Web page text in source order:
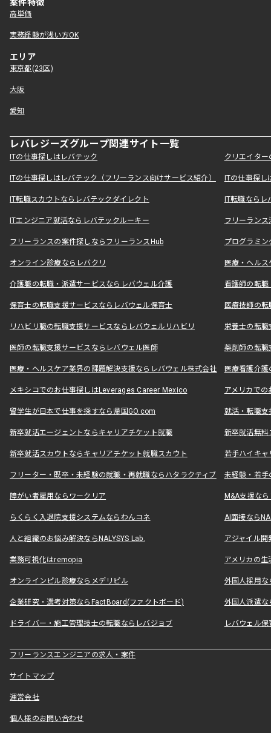
案件特徴
高単価
実務経験が浅い方OK
エリア
東京都(23区)
大阪
愛知
レバレジーズグループ関連サイト一覧
ITの仕事探しはレバテック クリエイタ
ITの仕事探しはレバテック（フリーランス向けサービス紹介） ITの仕事探
IT転職スカウトならレバテックダイレクト IT転職なら
ITエンジニア就活ならレバテックルーキー フリーラン
フリーランスの案件探しならフリーランスHub プログラミ
オンライン診療ならレバクリ 医療・ヘル
介護職の転職・派遣サービスならレバウェル介護 看護師の転
保育士の転職支援サービスならレバウェル保育士 医療技師の
リハビリ職の転職支援サービスならレバウェルリハビリ 栄養士の転
医師の転職支援サービスならレバウェル医師 薬剤師の転
医療・ヘルスケア業界の課題解決支援ならレバウェル株式会社 医療看護介
メキシコでのお仕事探しはLeverages Career Mexico アメリカで
留学生が日本で仕事を探すなら帰国GO.com 就活・転職
新卒就活エージェントならキャリアチケット就職 新卒就活無料
新卒就活スカウトならキャリアチケット就職スカウト 若手ハイキ
フリーター・既卒・未経験の就職・再就職ならハタラクティブ 未経験・若手
障がい者雇用ならワークリア M&A支援な
らくらく入退院支援システムならわんコネ AI面接なら
人と組織のお悩み解決ならNALYSYS Lab. アジャイル
業務可視化はremopia アメリカの
オンラインピル診療ならメデリピル 外国人採用
企業研究・選考対策ならFactBoard(ファクトボード) 外国人派遣な
ドライバー・施工管理技士の転職ならレバジョブ レバウェル
フリーランスエンジニアの求人・案件
サイトマップ
運営会社
個人様のお問い合わせ